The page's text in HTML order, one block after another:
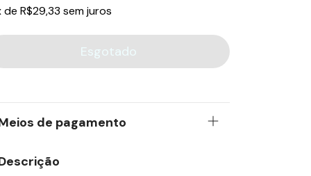
de R$29,33 sem juros
de pagamento